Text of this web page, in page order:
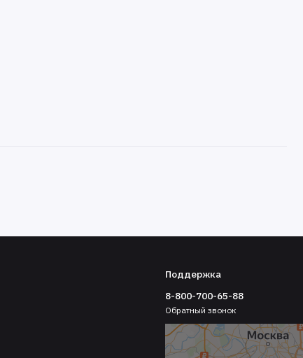
Поддержка
8-800-700-65-88
Обратный звонок